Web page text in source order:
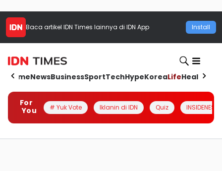
Baca artikel IDN Times lainnya di IDN App Install
HomeNewsBusinessSportTechHypeKoreaLifeHealth
For
You
# Yuk Vote Iklanin di IDN Quiz INSIDENESIA